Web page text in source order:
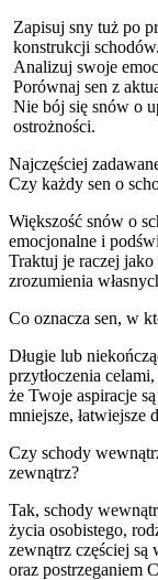
Zapisuj sny tuż po
konstrukcji schodów.
Analizuj swoje
Porównaj sen z
Nie bój się snów o
ostrożności.
Najczęściej
Czy każdy sen o
Większość snów o
emocjonalne i
Traktuj je raczej jako
zrozumienia
Co oznacza sen, w
Długie lub
przytłoczenia
że Twoje aspiracje
mniejsze, łatwiejsze
Czy schody
zewnątrz?
Tak, schody
życia osobistego,
zewnątrz częściej są
oraz postrzeganiem